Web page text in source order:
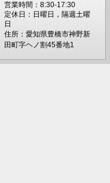
営業時間：8:30-17:30
定休日：日曜日，隔週土曜
日
住所：愛知県豊橋市神野新
田町字ヘノ割45番地1